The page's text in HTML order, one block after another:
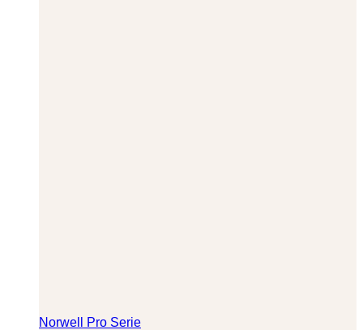
Norwell Pro Serie